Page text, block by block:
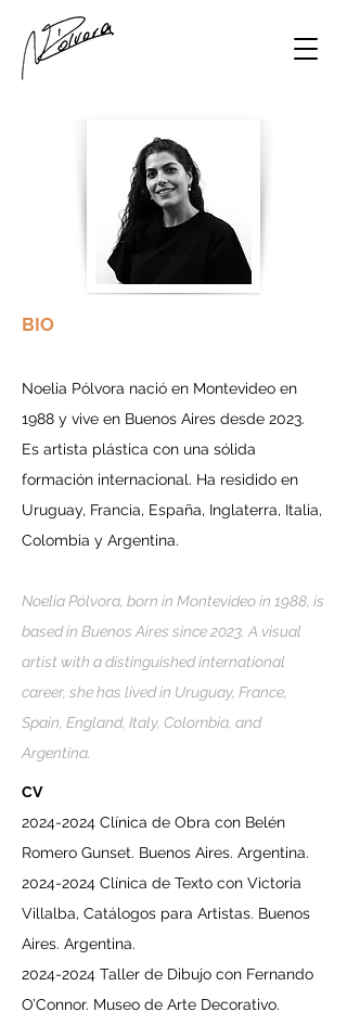
BIO
Noelia Pólvora nació en Montevideo en
1988 y vive en Buenos Aires desde 2023.
Es artista plástica con una sólida
formación internacional. Ha residido en
Uruguay, Francia, España, Inglaterra, Italia,
Colombia y Argentina.
Noelia Pólvora, born in Montevideo in 1988, is
based in Buenos Aires since 2023. A visual
artist with a distinguished international
career, she has lived in Uruguay, France,
Spain, England, Italy, Colombia, and
Argentina.
CV
2024-2024 Clínica de Obra con Belén
Romero Gunset. Buenos Aires. Argentina.
2024-2024 Clínica de Texto con Victoria
Villalba, Catálogos para Artistas. Buenos
Aires. Argentina.
2024-2024 Taller de Dibujo con Fernando
O’Connor. Museo de Arte Decorativo.